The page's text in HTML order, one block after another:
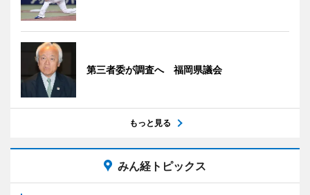
第三者委が調査へ 福岡県議会
もっと見る
みん経トピックス